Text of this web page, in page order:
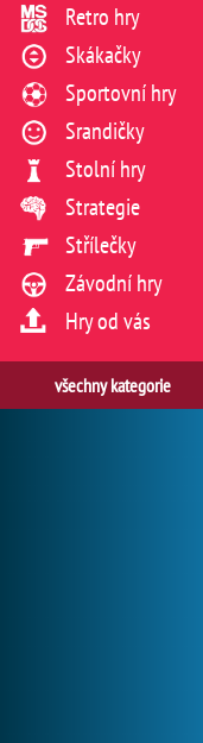
Retro hry
Skákačky
Sportovní hry
Srandičky
Stolní hry
Strategie
Střílečky
Závodní hry
Hry od vás
všechny kategorie